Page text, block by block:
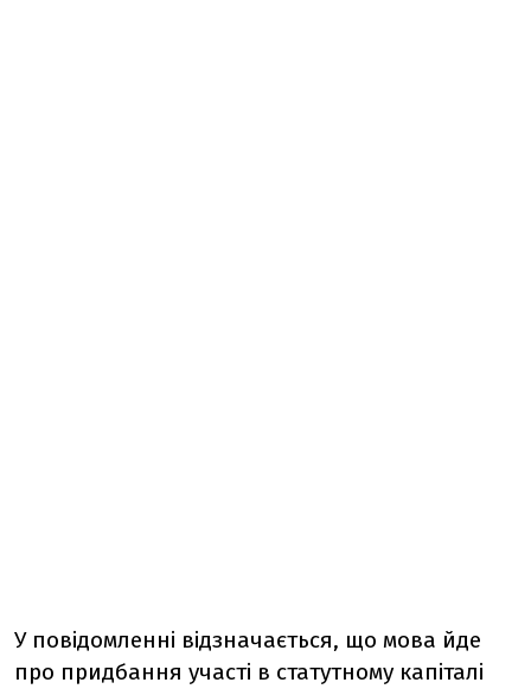
У повідомленні відзначається, що мова йде
про придбання участі в статутному капіталі